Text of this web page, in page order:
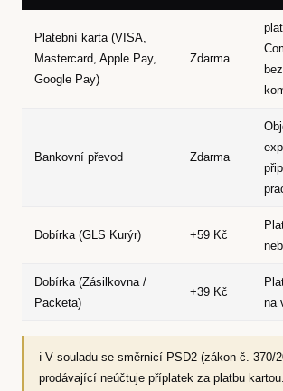
Platební karta (VISA,
Mastercard, Apple Pay,
Google Pay)
Zdarma
Bankovní převod Zdarma
Dobírka (GLS Kurýr) +59 Kč
Dobírka (Zásilkovna /
Packeta)
+39 Kč
na
ℹ️ V souladu se směrnicí PSD2 (zákon č. 370/
prodávající neúčtuje příplatek za platbu